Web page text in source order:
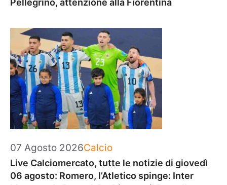
Pellegrino, attenzione alla Fiorentina
07 Agosto 2026Categorie
Calcio
Live Calciomercato, tutte le notizie di giovedì
06 agosto: Romero, l’Atletico spinge: Inter